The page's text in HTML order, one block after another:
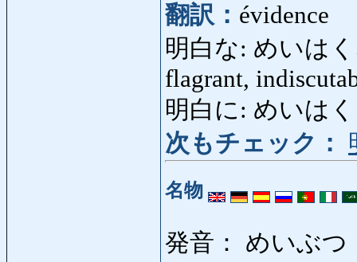
翻訳： évidence
明白な: めいはく
flagrant,
明白に: めいはく
次もチェック：
名物
発音： めいぶつ